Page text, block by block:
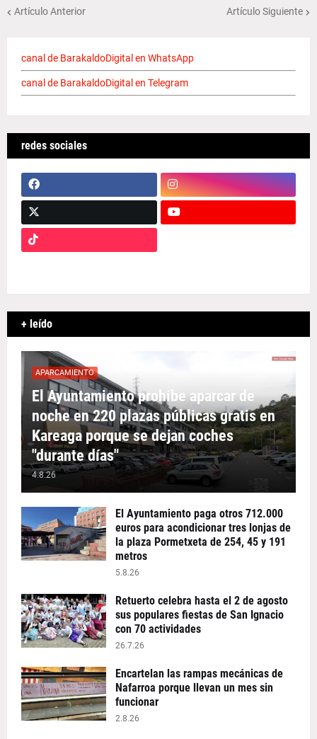
Artículo Anterior Artículo Siguiente
canal de BarakaldoDigital en WhatsApp
canal de BarakaldoDigital en Telegram
redes sociales
+ leído
APARCAMIENTO
El Ayuntamiento prohíbe aparcar de
noche en 220 plazas públicas gratis en
Kareaga porque se dejan coches
"durante días"
4.8.26
El Ayuntamiento paga otros 712.000
euros para acondicionar tres lonjas de
la plaza Pormetxeta de 254, 45 y 191
metros
5.8.26
Retuerto celebra hasta el 2 de agosto
sus populares fiestas de San Ignacio
con 70 actividades
26.7.26
Encartelan las rampas mecánicas de
Nafarroa porque llevan un mes sin
funcionar
2.8.26